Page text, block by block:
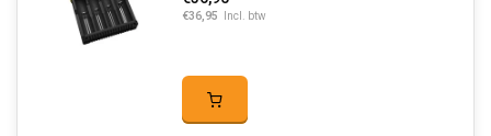
€36,95 Incl. btw